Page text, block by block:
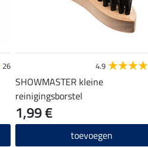
26 4.9
SHOWMASTER kleine
reinigingsborstel
1,99 €
toevoegen